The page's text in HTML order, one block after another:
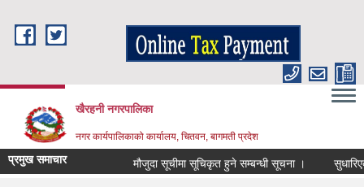
खैरहनी नगरपालिका
नगर कार्यपालिकाको कार्यालय, चितवन, बागमती प्रदेश
प्रमुख समाचार मौजुदा सूचीमा सूचिकृत हुने सम्बन्धी सूचना ।